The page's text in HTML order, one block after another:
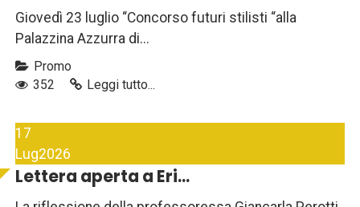
Giovedì 23 luglio “Concorso futuri stilisti “alla
Palazzina Azzurra di...
Promo
352
Leggi tutto...
17
Lug2026
Lettera aperta a Eri...